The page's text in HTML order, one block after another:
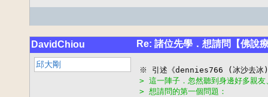
DavidChiou Re: 諸位先學．想請問【佛說
邱大剛
> 這一陣子．忽然聽到身邊好多親
> 想請問的第一個問題：